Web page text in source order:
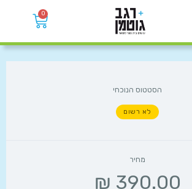
0
הסטטוס הנוכחי
לא רשום
מחיר